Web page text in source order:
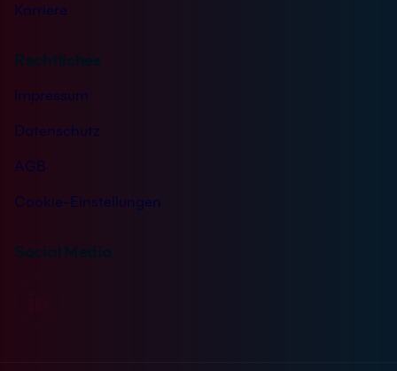
Karriere
Rechtliches
Impressum
Datenschutz
AGB
Cookie-Einstellungen
Social Media